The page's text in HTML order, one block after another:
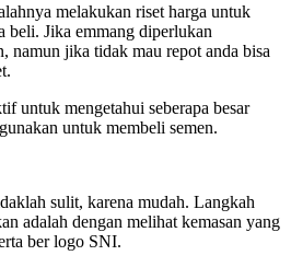
melakukan riset harga untuk
beli. Jika emmang diperlukan
namun jika tidak mau repot anda bisa
untuk mengetahui seberapa besar
untuk membeli semen.
sulit, karena mudah. Langkah
adalah dengan melihat kemasan yang
ber logo SNI.